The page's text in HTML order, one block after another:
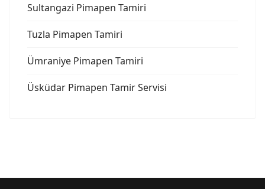
Sultangazi Pimapen Tamiri
Tuzla Pimapen Tamiri
Ümraniye Pimapen Tamiri
Üsküdar Pimapen Tamir Servisi